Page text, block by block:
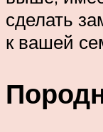
сделать
к вашей